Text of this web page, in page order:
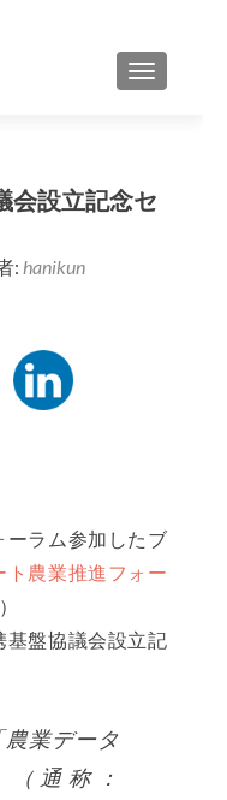
ナビゲー
会設立記念セ
: hanikun
ーラム参加したブ
ト農業推進フォー
）
基盤協議会設立記
業データ
通称：